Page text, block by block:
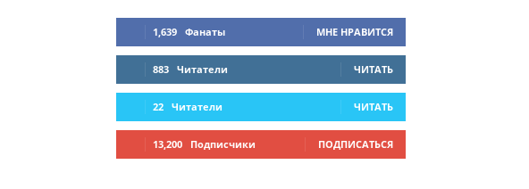
1,639 Фанаты МНЕ НРАВИТСЯ
883 Читатели ЧИТАТЬ
22 Читатели ЧИТАТЬ
13,200 Подписчики ПОДПИСАТЬСЯ